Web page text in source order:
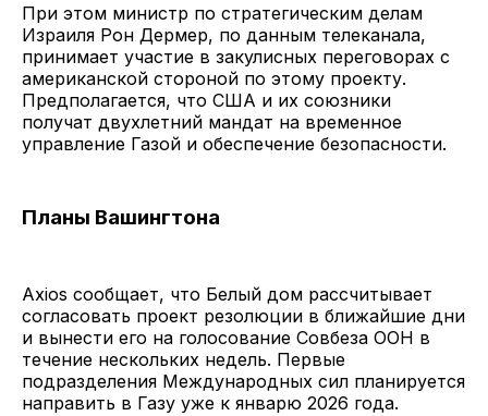
При этом министр по стратегическим делам
Израиля Рон Дермер, по данным телеканала,
принимает участие в закулисных переговорах с
американской стороной по этому проекту.
Предполагается, что США и их союзники
получат двухлетний мандат на временное
управление Газой и обеспечение безопасности.
Планы Вашингтона
Axios сообщает, что Белый дом рассчитывает
согласовать проект резолюции в ближайшие дни
и вынести его на голосование Совбеза ООН в
течение нескольких недель. Первые
подразделения Международных сил планируется
направить в Газу уже к январю 2026 года.